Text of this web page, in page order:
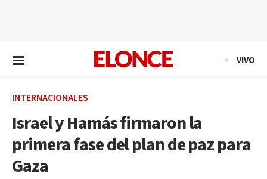
VIVO
INTERNACIONALES
Israel y Hamás firmaron la
primera fase del plan de paz para
Gaza